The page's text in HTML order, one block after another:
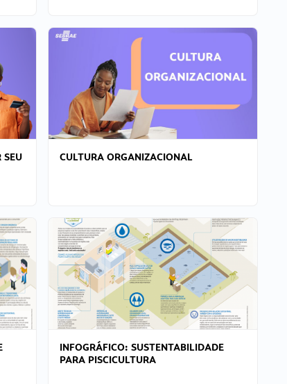
SEU
CULTURA ORGANIZACIONAL
INFOGRÁFICO: SUSTENTABILIDADE
PARA PISCICULTURA